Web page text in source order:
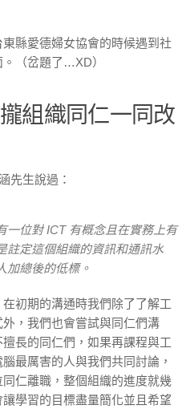
縣愛德婦女協會的時候遇到社
（岔題了…XD）
組織同仁一同改
先生說過：
一位對 ICT 有概念且在實務上有
註定這個組織的資訊和通訊水
加總後的低標。
初期的溝通時我們除了了解工
，我們也會嘗試與同仁們溝
長的同仁們，如果再課程與工
最厲害的人與我們共同討論，
仁離職，整個組織的進度就幾
學習的目標盡量簡化並且希望